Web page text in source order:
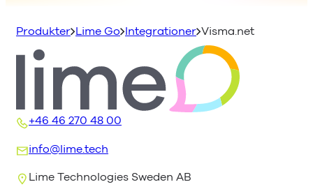
Produkter Lime Go Integrationer Visma.net
+46 46 270 48 00
info@lime.tech
Lime Technologies Sweden AB